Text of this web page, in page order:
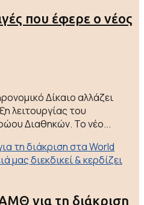
που έφερε ο νέος
Δίκαιο αλλάζει
λειτουργίας του
Διαθηκών. Το νέο...
για τη διάκριση